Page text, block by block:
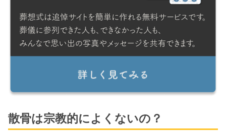
散骨は宗教的によくないの？